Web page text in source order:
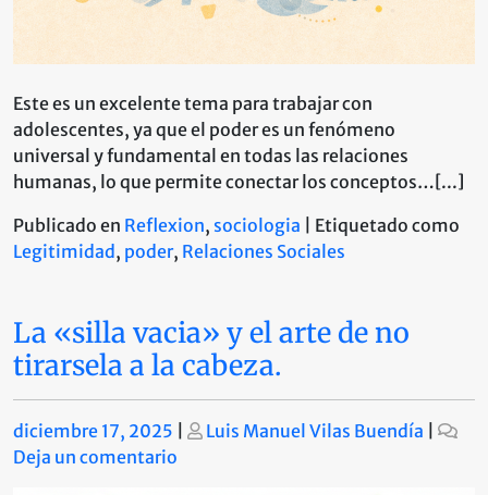
Este es un excelente tema para trabajar con
adolescentes, ya que el poder es un fenómeno
universal y fundamental en todas las relaciones
humanas, lo que permite conectar los conceptos…[...]
Publicado en Reflexion, sociologia
Etiquetado como
Legitimidad, poder, Relaciones Sociales
La «silla vacia» y el arte de no
tirarsela a la cabeza.
Publicado
diciembre 17, 2025 Publicado
Luis Manuel Vilas Buendía
Deja un comentario